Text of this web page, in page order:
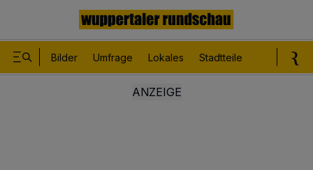
Bilder Umfrage Lokales Stadtteile